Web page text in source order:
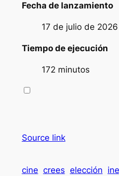
Fecha de lanzamiento
17 de julio de 2026
Tiempo de ejecución
172 minutos
Source link
cine crees elección